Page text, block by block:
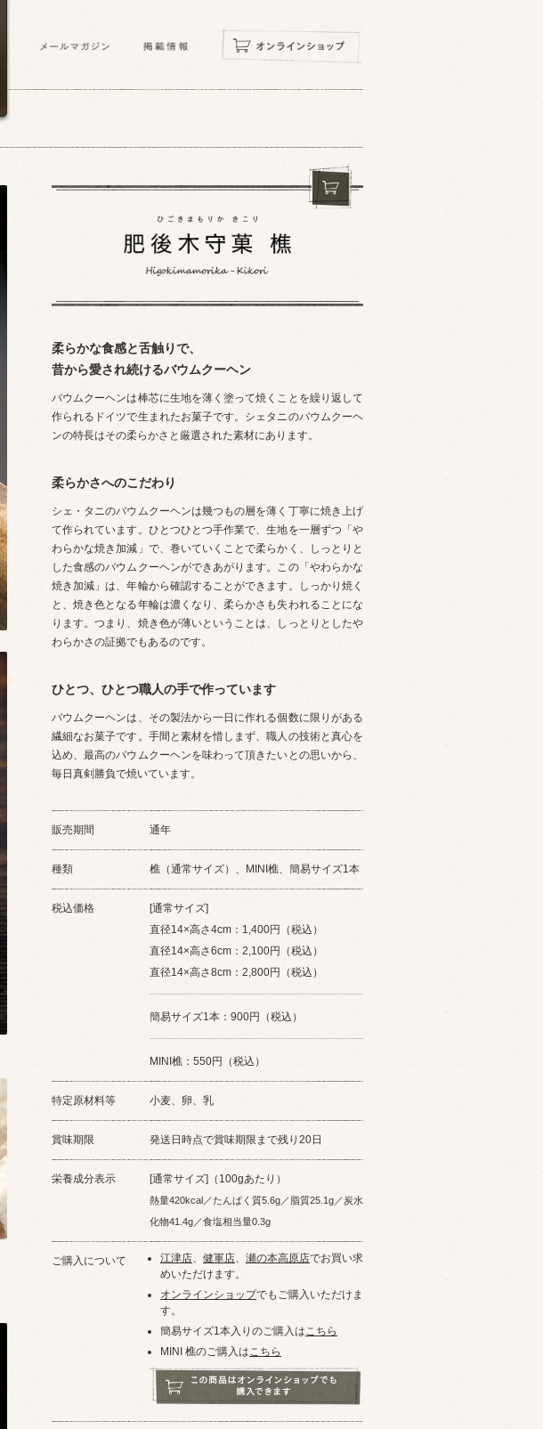
柔らかな食感と舌触りで、
昔から愛され続けるバウムクーヘン
バウムクーヘンは棒芯に生地を薄く塗って焼くことを繰り返して
作られるドイツで生まれたお菓子です。シェタニのバウムクーヘ
ンの特長はその柔らかさと厳選された素材にあります。
柔らかさへのこだわり
シェ・タニのバウムクーヘンは幾つもの層を薄く丁寧に焼き上げ
て作られています。ひとつひとつ手作業で、生地を一層ずつ「や
わらかな焼き加減」で、巻いていくことで柔らかく、しっとりと
した食感のバウムクーヘンができあがります。この「やわらかな
焼き加減」は、年輪から確認することができます。しっかり焼く
と、焼き色となる年輪は濃くなり、柔らかさも失われることにな
ります。つまり、焼き色が薄いということは、しっとりとしたや
わらかさの証拠でもあるのです。
ひとつ、ひとつ職人の手で作っています
バウムクーヘンは、その製法から一日に作れる個数に限りがある
繊細なお菓子です。手間と素材を惜しまず、職人の技術と真心を
込め、最高のバウムクーヘンを味わって頂きたいとの思いから、
毎日真剣勝負で焼いています。
販売期間 通年
種類 樵（通常サイズ）、MINI樵、簡易サイズ1本
税込価格
[通常サイズ]
直径14×高さ4cm： 1,400円（税込）
直径14×高さ6cm： 2,100円（税込）
直径14×高さ8cm： 2,800円（税込）
簡易サイズ1本：900円（税込）
MINI樵：550円（税込）
特定原材料等 小麦、卵、乳
賞味期限 発送日時点で賞味期限まで残り20日
栄養成分表示 [通常サイズ]（100gあたり）
熱量420kcal／たんぱく質5.6g／脂質25.1g／炭水
化物41.4g／食塩相当量0.3g
ご購入について 江津店、 健軍店、 瀬の本高原店でお買い求
めいただけます。
オンラインショップでもご購入いただけま
す。
簡易サイズ1本入りのご購入はこちら
MINI 樵のご購入はこちら